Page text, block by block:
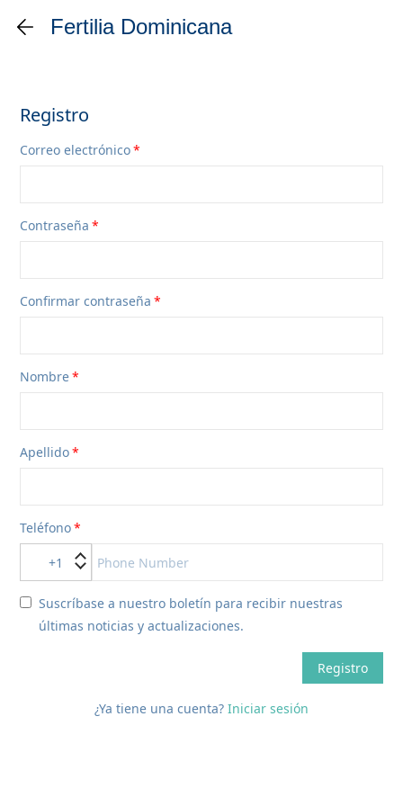
Fertilia Dominicana
Registro
Correo electrónico
Contraseña
Confirmar contraseña
Nombre
Apellido
Teléfono
+1
Suscríbase a nuestro boletín para recibir nuestras
últimas noticias y actualizaciones.
Registro
¿Ya tiene una cuenta? Iniciar sesión